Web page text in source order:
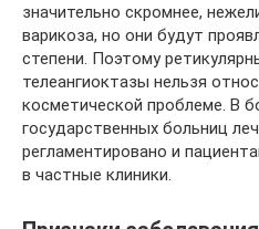
значительно скромнее,
варикоза, но они будут
степени. Поэтому
телеангиоктазы нельзя
косметической проблеме. В
государственных больниц
регламентировано и
в частные клиники.